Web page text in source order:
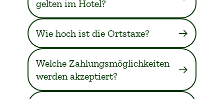
gelten im Hotel?
Wie hoch ist die Ortstaxe?
Welche Zahlungsmöglichkeiten
werden akzeptiert?